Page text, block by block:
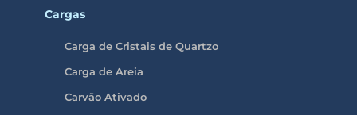
Cargas
Carga de Cristais de Quartzo
Carga de Areia
Carvão Ativado